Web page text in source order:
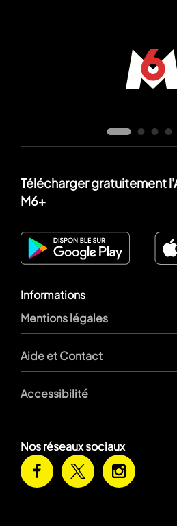
Télécharger gratuitement
M6+
Informations
Mentions légales
Aide et Contact
Accessibilité
Nos réseaux sociaux